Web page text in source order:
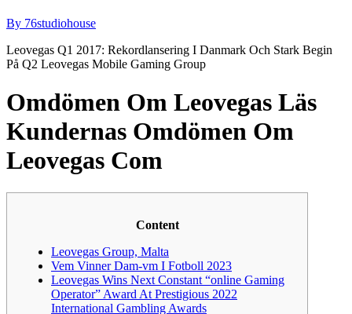
By 76studiohouse
Leovegas Q1 2017: Rekordlansering I Danmark Och Stark Begin
På Q2 Leovegas Mobile Gaming Group
Omdömen Om Leovegas Läs
Kundernas Omdömen Om
Leovegas Com
Content
Leovegas Group, Malta
Vem Vinner Dam-vm I Fotboll 2023
Leovegas Wins Next Constant “online Gaming
Operator” Award At Prestigious 2022
International Gambling Awards